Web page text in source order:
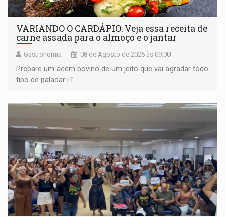
VARIANDO O CARDÁPIO: Veja essa receita de
carne assada para o almoço e o jantar
Gastronomia 08 de Agosto de 2026 às 09:00
Prepare um acém bovino de um jeito que vai agradar todo
tipo de paladar